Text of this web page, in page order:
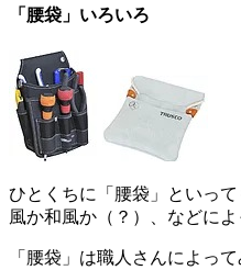
「腰袋」いろいろ
ひとくちに「腰袋」といっ
風か和風か（？）、などに
「腰袋」は職人さんによっ